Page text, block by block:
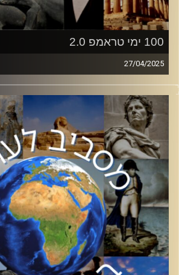
100 ימי טראמפ 2.0
27/04/2025
לכהונתו השנייה בבית הלבן.
כיאה לדונאלד טראמפ, 100 הימים הללו לא היו שקטים.
פרופסור אודי זומר, ראש מרכז ברק
יהיה איתנו כדי לנסות ולהבין לאן טראמפ
קרדיט תמונות:יוסי מצרי